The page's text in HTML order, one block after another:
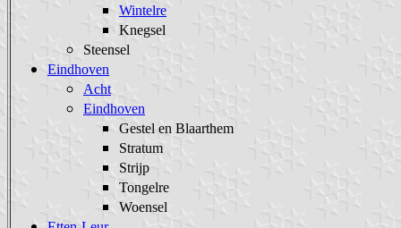
Wintelre
Knegsel
Steensel
Eindhoven
Acht
Eindhoven
Gestel en Blaarthem
Stratum
Strijp
Tongelre
Woensel